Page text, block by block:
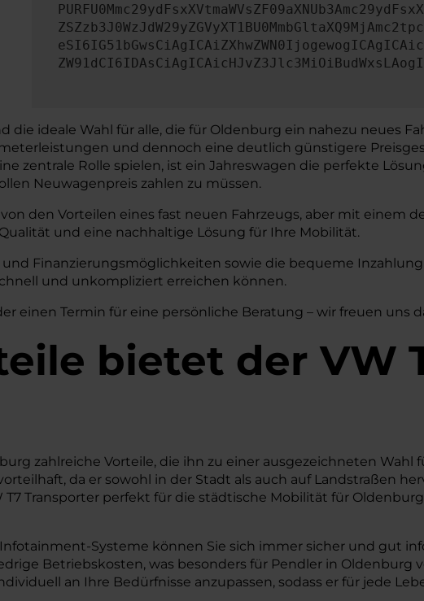
die ideale Wahl für alle, die für Oldenburg ein nahezu neues
und dennoch eine deutlich günstigere
zentrale Rolle spielen, ist ein Jahreswagen die perfekte
Neuwagenpreis zahlen zu müssen.
den Vorteilen eines fast neuen Fahrzeugs, aber mit einem
und eine nachhaltige Lösung für Ihre Mobilität.
Finanzierungsmöglichkeiten sowie die bequeme
und unkompliziert erreichen können.
einen Termin für eine persönliche Beratung – wir freuen uns
bietet der VW
zahlreiche Vorteile, die ihn zu einer ausgezeichneten Wahl
da er sowohl in der Stadt als auch auf Landstraßen
Transporter perfekt für die städtische Mobilität für
Systeme können Sie sich immer sicher und gut
Betriebskosten, was besonders für Pendler in Oldenburg
an Ihre Bedürfnisse anzupassen, sodass er für jede